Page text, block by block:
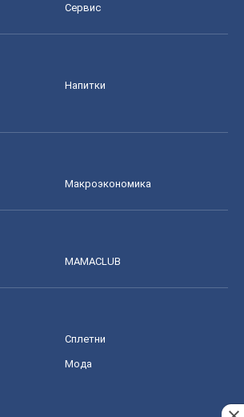
Сервис
Напитки
Mакроэкономика
MAMACLUB
Сплетни
Мода